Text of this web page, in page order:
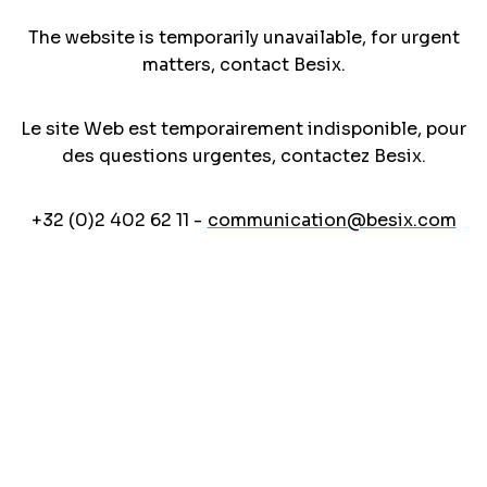
The website is temporarily unavailable, for urgent
matters, contact Besix.
Le site Web est temporairement indisponible, pour
des questions urgentes, contactez Besix.
+32 (0)2 402 62 11 - communication@besix.com